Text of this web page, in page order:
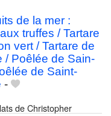
de la mer :
truffes / Tartare
vert / Tartare de
/ Poêlée de Sain-
de Saint-
-
de Christopher